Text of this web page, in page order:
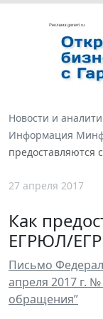
Новости и
Информация
предоставляются
27 апреля 2017
Как
ЕГРЮЛ/
Письмо
апреля 2017 г.
обращения”